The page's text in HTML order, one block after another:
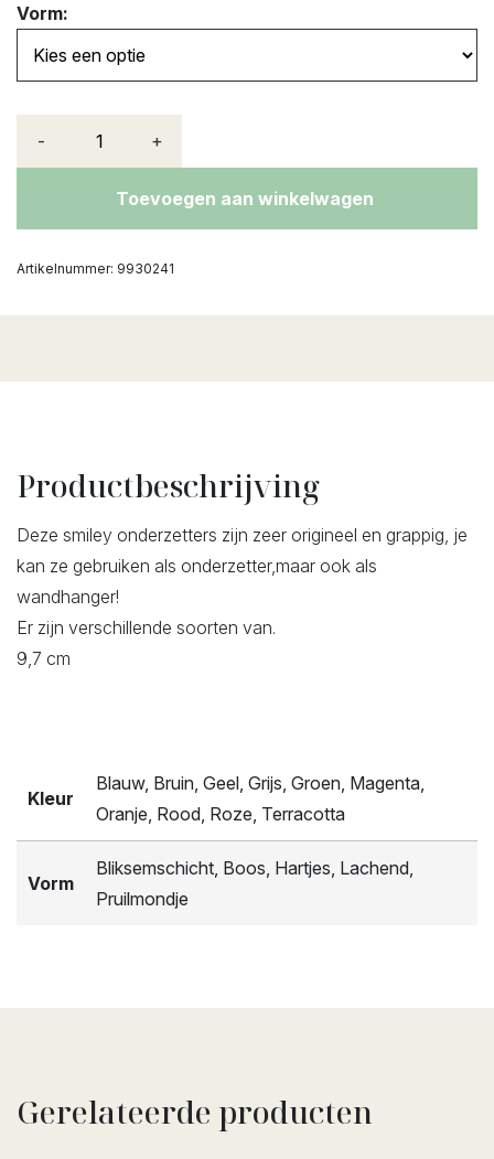
Vorm:
- +
Toevoegen aan winkelwagen
Artikelnummer: 9930241
Productbeschrijving
Deze smiley onderzetters zijn zeer origineel en grappig, je
kan ze gebruiken als onderzetter,maar ook als
wandhanger!
Er zijn verschillende soorten van.
9,7 cm
Kleur
Blauw, Bruin, Geel, Grijs, Groen, Magenta,
Oranje, Rood, Roze, Terracotta
Vorm
Bliksemschicht, Boos, Hartjes, Lachend,
Pruilmondje
Gerelateerde producten